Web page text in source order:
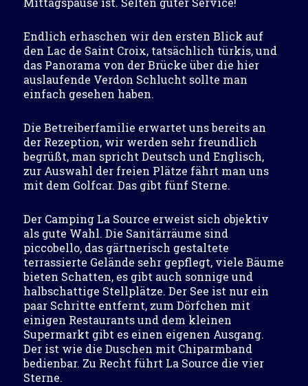
Endlich erhaschen wir den ersten Blick auf
den Lac de Saint Croix, tatsächlich türkis, und
das Panorama von der Brücke über die hier
auslaufende Verdon Schlucht sollte man
einfach gesehen haben.
Die Betreiberfamilie erwartet uns bereits an
der Rezeption, wir werden sehr freundlich
begrüßt, man spricht Deutsch und Englisch,
zur Auswahl der freien Plätze fährt man uns
mit dem Golfcar. Das gibt fünf Sterne.
Der Camping La Source erweist sich objektiv
als gute Wahl. Die Sanitärräume sind
piccobello, das gärtnerisch gestaltete
terrassierte Gelände sehr gepflegt, viele Bäume
bieten Schatten, es gibt auch sonnige und
halbschattige Stellplätze. Der See ist nur ein
paar Schritte entfernt, zum Dörfchen mit
einigen Restaurants und dem kleinen
Supermarkt gibt es einen eigenen Ausgang.
Der ist wie die Duschen mit Chiparmband
bedienbar. Zu Recht führt La Source die vier
Sterne.